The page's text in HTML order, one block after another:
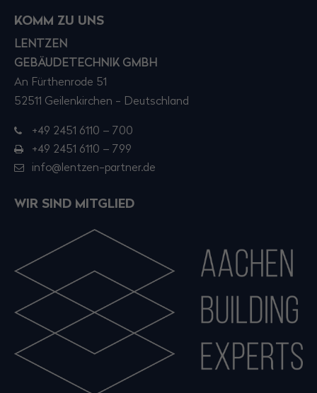
KOMM ZU UNS
LENTZEN
GEBÄUDETECHNIK GMBH
An Fürthenrode 51
52511 Geilenkirchen - Deutschland
+49 2451 6110 – 700
+49 2451 6110 – 799
info@lentzen-partner.de
WIR SIND MITGLIED